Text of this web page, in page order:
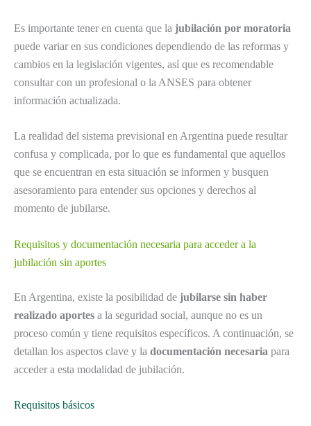
Es importante tener en cuenta que la jubilación por moratoria
puede variar en sus condiciones dependiendo de las reformas y
cambios en la legislación vigentes, así que es recomendable
consultar con un profesional o la ANSES para obtener
información actualizada.
La realidad del sistema previsional en Argentina puede resultar
confusa y complicada, por lo que es fundamental que aquellos
que se encuentran en esta situación se informen y busquen
asesoramiento para entender sus opciones y derechos al
momento de jubilarse.
Requisitos y documentación necesaria para acceder a la
jubilación sin aportes
En Argentina, existe la posibilidad de jubilarse sin haber
realizado aportes a la seguridad social, aunque no es un
proceso común y tiene requisitos específicos. A continuación, se
detallan los aspectos clave y la documentación necesaria para
acceder a esta modalidad de jubilación.
Requisitos básicos